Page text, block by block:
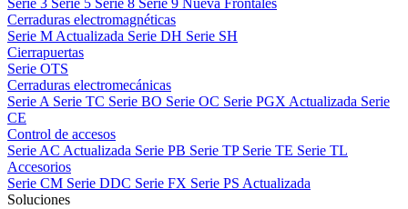
Serie 3 Serie 5 Serie 8 Serie 9 Nueva Frontales
Cerraduras electromagnéticas
Serie M Actualizada Serie DH Serie SH
Cierrapuertas
Serie OTS
Cerraduras electromecánicas
Serie A Serie TC Serie BO Serie OC Serie PGX Actualizada Serie
CE
Control de accesos
Serie AC Actualizada Serie PB Serie TP Serie TE Serie TL
Accesorios
Serie CM Serie DDC Serie FX Serie PS Actualizada
Soluciones